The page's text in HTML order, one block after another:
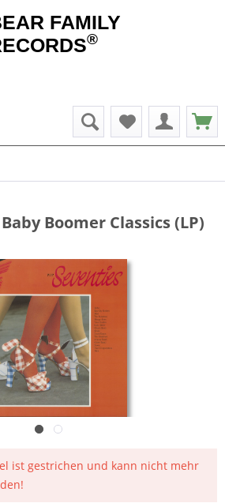
FAMILY
®
Boomer Classics (LP)
ist gestrichen und kann nicht mehr